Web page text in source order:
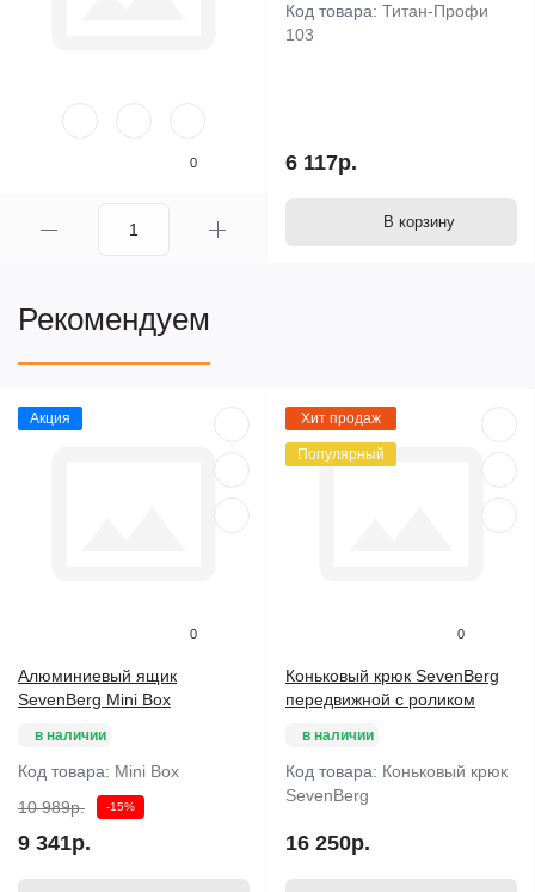
0
Код товара: Титан-Профи
103
6 117р.
В корзину
Рекомендуем
Акция
0
Алюминиевый ящик
SevenBerg Mini Box
в наличии
Код товара: Mini Box
10 989р.
-15%
9 341р.
Хит продаж
Популярный
0
Коньковый крюк SevenBerg
передвижной с роликом
в наличии
Код товара: Коньковый крюк
SevenBerg
16 250р.